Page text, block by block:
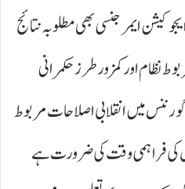
ایمرجنسی بھی مطلوبہ نتائج
نظام اور کمزور طرز حکمرانی
میں انقلابی اصلاحات مربوط
کی فراہمی وقت کی ضرورت ہے